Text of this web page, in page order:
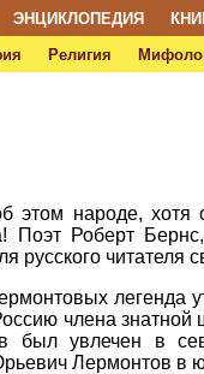
ЭНЦИКЛОПЕДИЯ
Религия
народе, хотя
Поэт Роберт
русского читателя
легенда
члена
был увлечен в
Лермонтов в